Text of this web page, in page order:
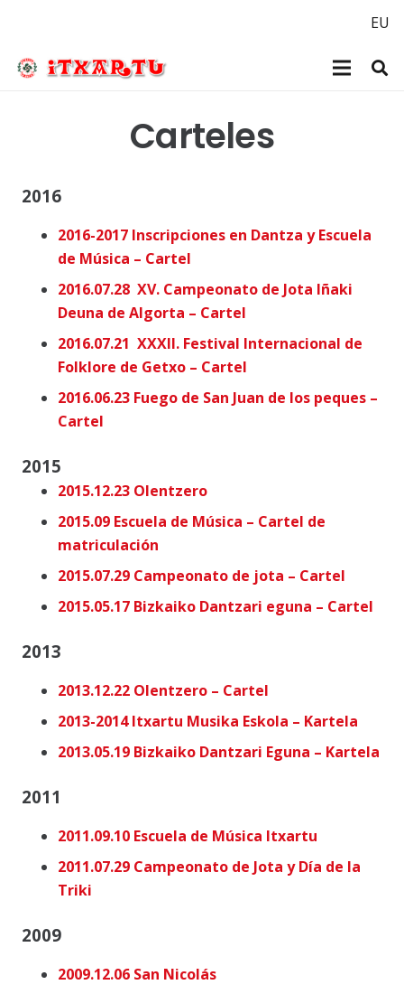
EU
Carteles
2016
2016-2017 Inscripciones en Dantza y Escuela
de Música – Cartel
2016.07.28 XV. Campeonato de Jota Iñaki
Deuna de Algorta – Cartel
2016.07.21 XXXII. Festival Internacional de
Folklore de Getxo – Cartel
2016.06.23 Fuego de San Juan de los peques –
Cartel
2015
2015.12.23 Olentzero
2015.09 Escuela de Música – Cartel de
matriculación
2015.07.29 Campeonato de jota – Cartel
2015.05.17 Bizkaiko Dantzari eguna – Cartel
2013
2013.12.22 Olentzero – Cartel
2013-2014 Itxartu Musika Eskola – Kartela
2013.05.19 Bizkaiko Dantzari Eguna – Kartela
2011
2011.09.10 Escuela de Música Itxartu
2011.07.29 Campeonato de Jota y Día de la
Triki
2009
2009.12.06 San Nicolás